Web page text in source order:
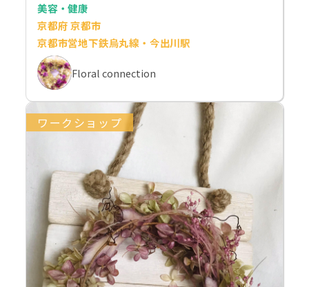
美容・健康
京都府 京都市
京都市営地下鉄烏丸線・今出川駅
Floral connection
ワークショップ